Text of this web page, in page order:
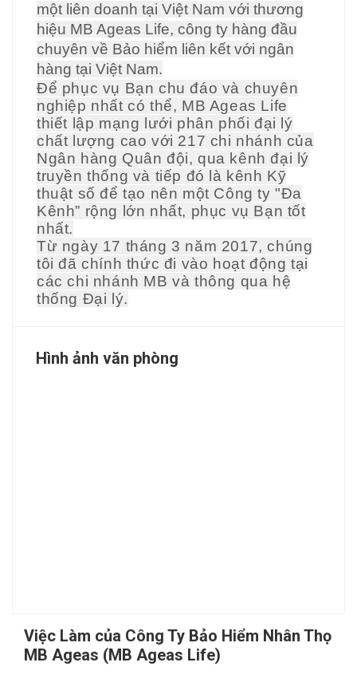
một liên doanh tại Việt Nam với thương
hiệu MB Ageas Life, công ty hàng đầu
chuyên về Bảo hiểm liên kết với ngân
hàng tại Việt Nam.
Để phục vụ Bạn chu đáo và chuyên
nghiệp nhất có thể, MB Ageas Life
thiết lập mạng lưới phân phối đại lý
chất lượng cao với 217 chi nhánh của
Ngân hàng Quân đội, qua kênh đại lý
truyền thống và tiếp đó là kênh Kỹ
thuật số để tạo nên một Công ty "Đa
Kênh” rộng lớn nhất, phục vụ Bạn tốt
nhất.
Từ ngày 17 tháng 3 năm 2017, chúng
tôi đã chính thức đi vào hoạt động tại
các chi nhánh MB và thông qua hệ
thống Đại lý.
Hình ảnh văn phòng
Việc Làm của Công Ty Bảo Hiểm Nhân Thọ
MB Ageas (MB Ageas Life)